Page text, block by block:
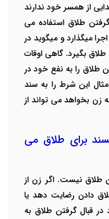
از همسر خود ندارند
طلاق استفاده می
میگذارد و میگوید در
بگیرد. گاهی اوقات
طلاق را به نفع خود در
این شرط را به سند
زن بخواهد می تواند از
برای طلاق می
طلاق نیست. اگر زن از
دادن رضایت دهد یا
قبال گرفتن طلاق به